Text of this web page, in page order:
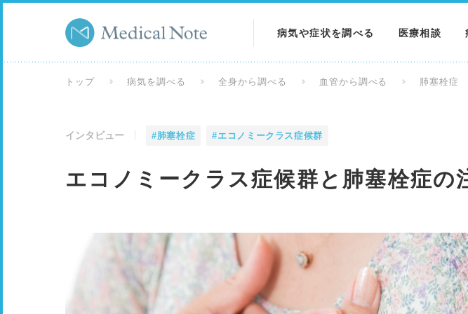
病気や症状を調べる
検査を調べる
医療相談
トップ 病気を調べる 全身から調べる 血管から調べる 肺塞栓症
インタビュー #肺塞栓症 #エコノミークラス症候群
エコノミークラス症候群と肺塞栓症の